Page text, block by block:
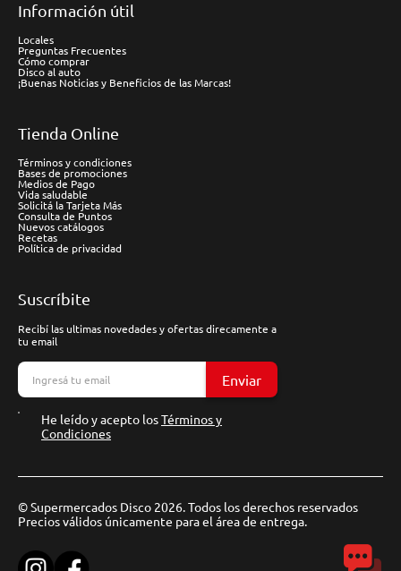
Información útil
Locales
Preguntas Frecuentes
Cómo comprar
Disco al auto
¡Buenas Noticias y Beneficios de las Marcas!
Tienda Online
Términos y condiciones
Bases de promociones
Medios de Pago
Vida saludable
Solicitá la Tarjeta Más
Consulta de Puntos
Nuevos catálogos
Recetas
Política de privacidad
Suscríbite
Recibí las ultimas novedades y ofertas direcamente a
tu email
Enviar
He leído y acepto losTérminos y
Condiciones
© Supermercados Disco 2026. Todos los derechos reservados
Precios válidos únicamente para el área de entrega.